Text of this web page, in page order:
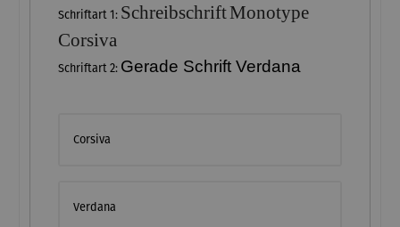
Schriftart 1: SchreibschriftMonotype
Corsiva
Schriftart 2: Gerade Schrift Verdana
Corsiva
Verdana